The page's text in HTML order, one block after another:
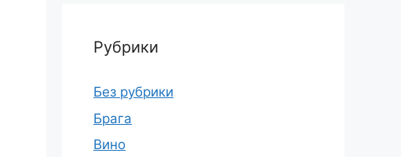
Рубрики
Без рубрики
Брага
Вино